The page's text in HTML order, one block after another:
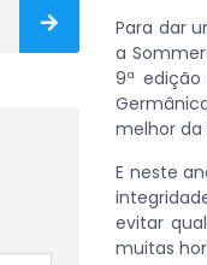
Para dar
a
9ª
melhor da
E neste
evitar
muitas